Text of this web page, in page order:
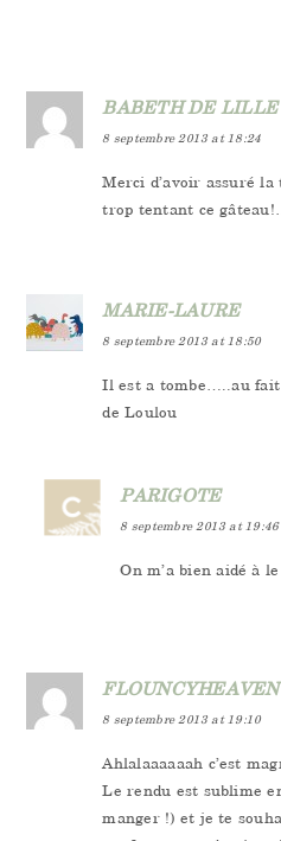
BABETH DE LILLE
8 septembre 2013 at 18:24
Merci d’avoir assuré
trop tentant ce gâteau!…
MARIE-LAURE
8 septembre 2013 at 18:50
Il est a tombe…..au fait
de Loulou
PARIGOTE
8 septembre 2013 at 19:46
On m’a bien aidé à
FLOUNCYHEAVEN
8 septembre 2013 at 19:10
Ahlalaaaaaah c’est
Le rendu est sublime
manger !) et je te